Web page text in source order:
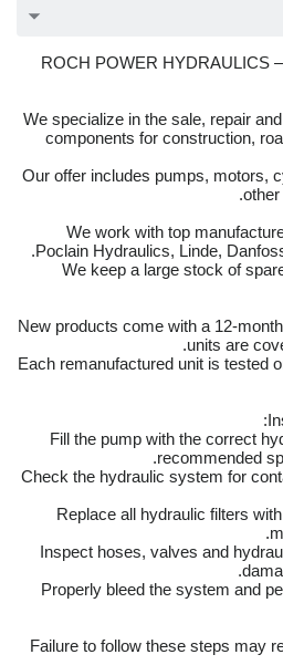
ROCH POWER HYDRAULICS
We specialize in the sale, repair
components for construction,
Our offer includes pumps, motors,
We work with top
Poclain Hydraulics, Linde,
We keep a large stock of
New products come with a 12-
units are
Each remanufactured unit is tested
– Fill the pump with the correct
recommended
– Check the hydraulic system for
– Replace all hydraulic filters
– Inspect hoses, valves and
– Properly bleed the system and
Failure to follow these steps may